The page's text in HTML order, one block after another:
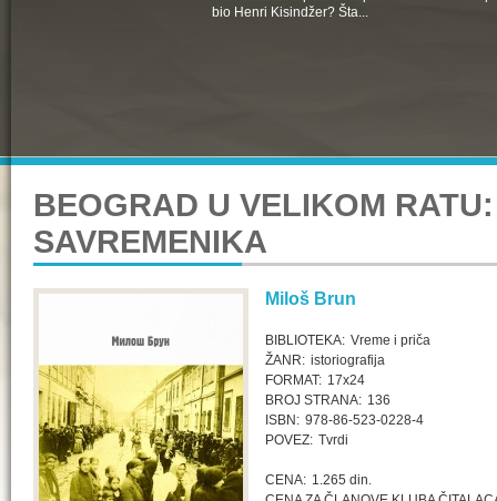
bio Henri Kisindžer? Šta...
BEOGRAD U VELIKOM
SAVREMENIKA
Miloš Brun
BIBLIOTEKA: Vreme i priča
ŽANR: istoriografija
FORMAT: 17x24
BROJ STRANA: 136
ISBN: 978-86-523-0228-4
POVEZ: Tvrdi
CENA: 1.265 din.